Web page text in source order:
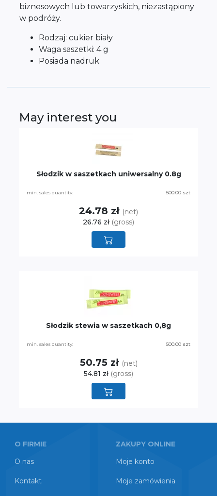
biznesowych lub towarzyskich, niezastąpiony
w podróży.
Rodzaj: cukier biały
Waga saszetki: 4 g
Posiada nadruk
May interest you
Słodzik w saszetkach uniwersalny 0.8g
min. sales quantity: 500.00 szt
24.78 zł (net)
26.76 zł (gross)
Słodzik stewia w saszetkach 0,8g
min. sales quantity: 500.00 szt
50.75 zł (net)
54.81 zł (gross)
O FIRMIE
O nas
Kontakt
ZAKUPY ONLINE
Moje konto
Moje zamówienia